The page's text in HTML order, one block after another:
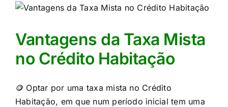
Vantagens da Taxa Mista
no Crédito Habitação
🪙 Optar por uma taxa mista no Crédito
Habitação, em que num período inicial tem uma